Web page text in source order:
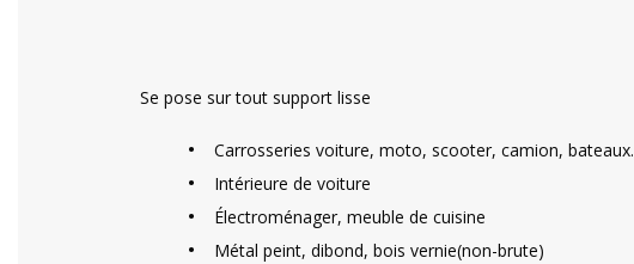
Se pose sur tout support lisse
• Carrosseries voiture, moto, scooter, camion, bateaux.
• Intérieure de voiture
• Électroménager, meuble de cuisine
•
Métal peint, dibond, bois vernie(non-brute)